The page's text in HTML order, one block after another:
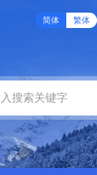
简体 繁体